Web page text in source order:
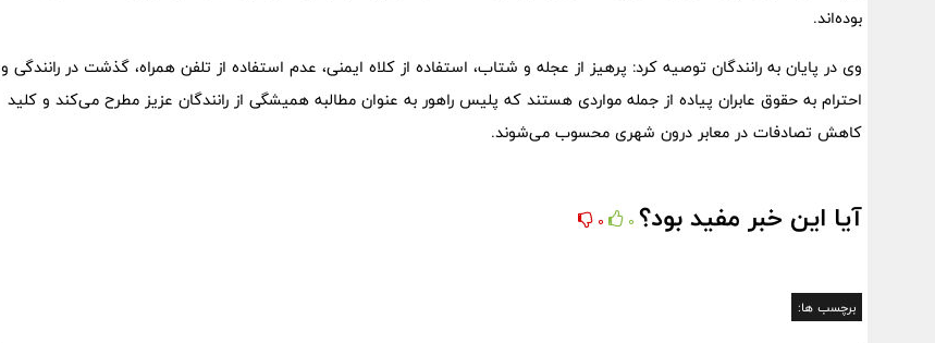
بوده‌اند.
وی در پایان به رانندگان توصیه کرد: پرهیز از عجله و شتاب، استفاده از کلاه ایمنی، عدم استفاده از تلفن همراه، گذشت در رانندگی و
احترام به حقوق عابران پیاده از جمله مواردی هستند که پلیس راهور به عنوان مطالبه همیشگی از رانندگان عزیز مطرح می‌کند و کلید
کاهش تصادفات در معابر درون شهری محسوب می‌شوند.
آیا این خبر مفید بود؟ 0
0
برچسب ها: